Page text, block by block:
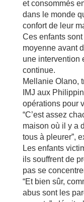
et consommés
dans le monde
confort de leur
Ces enfants
moyenne avant
une intervention
continue.
Mellanie Olano,
IMJ aux
opérations pour
“C’est assez
maison où il y a
tous à pleurer”,
Les enfants
ils souffrent de
pas se
“Et bien sûr,
abus sont les